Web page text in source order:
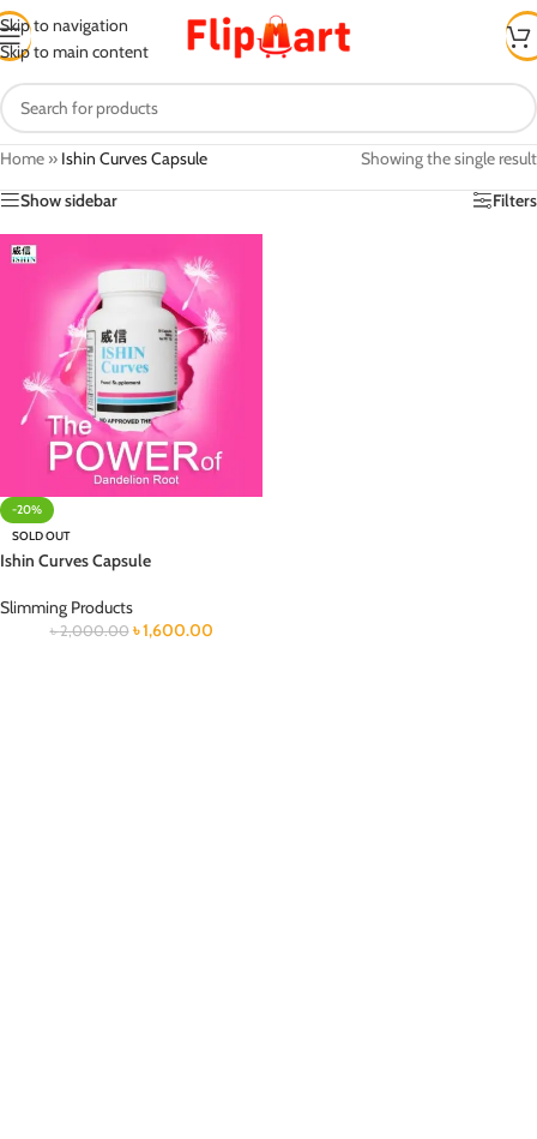
Skip to navigation
Skip to main content
Home » Ishin Curves Capsule
Showing the single result
Show sidebar
Filters
-20%
SOLD OUT
Ishin Curves Capsule
Slimming Products
৳2,000.00 ৳1,600.00